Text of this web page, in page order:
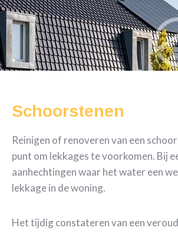
Schoorstenen
Reinigen of renoveren van een
punt om lekkages te voorkomen. Bij
aanhechtingen waar het water een
lekkage in de woning.
Het tijdig constateren van een